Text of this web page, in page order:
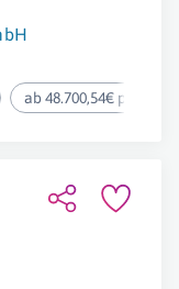
ab 48.700,54€ pro Jahr